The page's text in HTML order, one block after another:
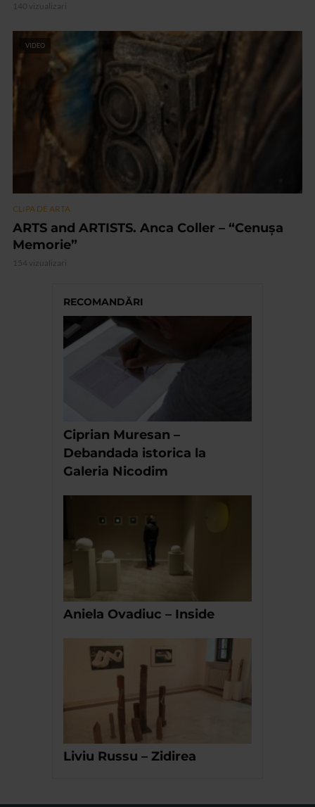
140 vizualizari
VIDEO
CLIPA DE ARTA
ARTS and ARTISTS. Anca Coller – “Cenușa
Memorie”
154 vizualizari
RECOMANDĂRI
Ciprian Muresan –
Debandada istorica la
Galeria Nicodim
Aniela Ovadiuc – Inside
Liviu Russu – Zidirea